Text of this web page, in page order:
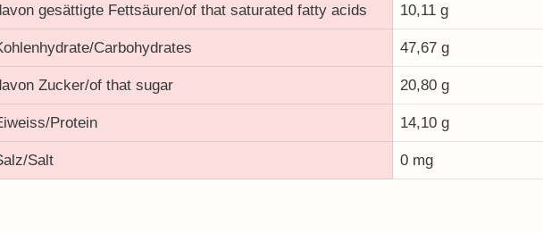
gesättigte Fettsäuren/of that saturated fatty acids 10,11 g
Carbohydrates 47,67 g
Zucker/of that sugar 20,80 g
Protein 14,10 g
Salt 0 mg